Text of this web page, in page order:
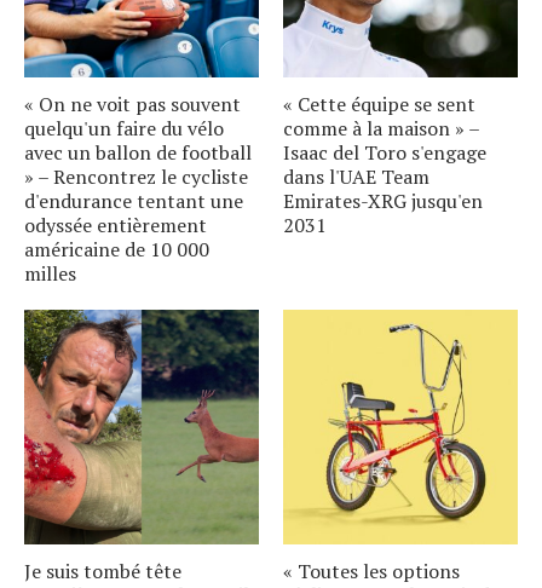
« On ne voit pas souvent
quelqu'un faire du vélo
avec un ballon de football
» – Rencontrez le cycliste
d'endurance tentant une
odyssée entièrement
américaine de 10 000
milles
« Cette équipe se sent
comme à la maison » –
Isaac del Toro s'engage
dans l'UAE Team
Emirates-XRG jusqu'en
2031
Je suis tombé tête
« Toutes les options